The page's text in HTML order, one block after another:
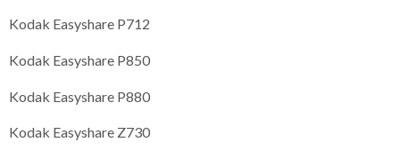
Kodak Easyshare P712
Kodak Easyshare P850
Kodak Easyshare P880
Kodak Easyshare Z730